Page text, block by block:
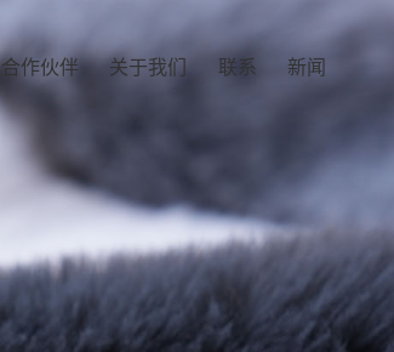
合作伙伴 关于我们 联系 新闻